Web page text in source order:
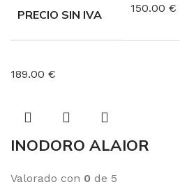
PRECIO SIN IVA 150.00 €
189.00 €
INODORO ALAIOR
Valorado con 0 de 5